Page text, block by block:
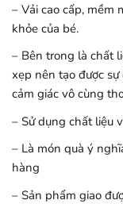
– Vải cao cấp, mềm
khỏe của bé.
– Bên trong là chất
xẹp nên tạo được
cảm giác vô cùng
– Sử dụng chất liệu
– Là món quà ý
hàng
– Sản phẩm giao